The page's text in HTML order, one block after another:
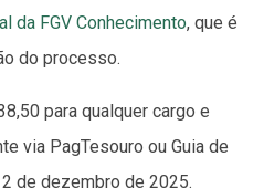
da FGV Conhecimento, que é
do processo.
para qualquer cargo e
via PagTesouro ou Guia de
de dezembro de 2025.